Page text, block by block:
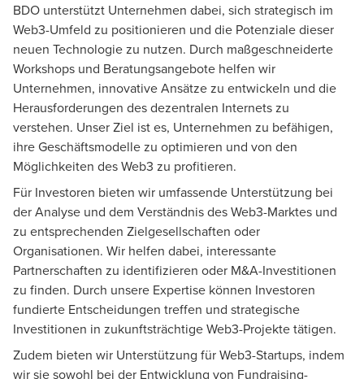
BDO unterstützt Unternehmen dabei, sich strategisch im
Web3-Umfeld zu positionieren und die Potenziale dieser
neuen Technologie zu nutzen. Durch maßgeschneiderte
Workshops und Beratungsangebote helfen wir
Unternehmen, innovative Ansätze zu entwickeln und die
Herausforderungen des dezentralen Internets zu
verstehen. Unser Ziel ist es, Unternehmen zu befähigen,
ihre Geschäftsmodelle zu optimieren und von den
Möglichkeiten des Web3 zu profitieren.
Für Investoren bieten wir umfassende Unterstützung bei
der Analyse und dem Verständnis des Web3-Marktes und
zu entsprechenden Zielgesellschaften oder
Organisationen. Wir helfen dabei, interessante
Partnerschaften zu identifizieren oder M&A-Investitionen
zu finden. Durch unsere Expertise können Investoren
fundierte Entscheidungen treffen und strategische
Investitionen in zukunftsträchtige Web3-Projekte tätigen.
Zudem bieten wir Unterstützung für Web3-Startups, indem
wir sie sowohl bei der Entwicklung von Fundraising-